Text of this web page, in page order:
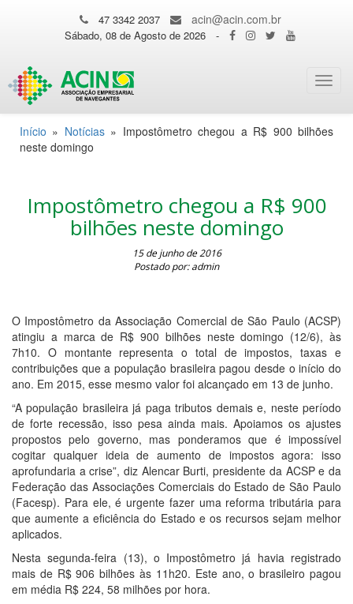
47 3342 2037 acin@acin.com.br
Sábado, 08 de Agosto de 2026 -
Início » Notícias» Impostômetro chegou a R$ 900 bilhões
neste domingo
Impostômetro chegou a R$ 900
bilhões neste domingo
15 de junho de 2016
Postado por: admin
O Impostômetro da Associação Comercial de São Paulo (ACSP)
atingiu a marca de R$ 900 bilhões neste domingo (12/6), às
7h10. O montante representa o total de impostos, taxas e
contribuições que a população brasileira pagou desde o início do
ano. Em 2015, esse mesmo valor foi alcançado em 13 de junho.
“A população brasileira já paga tributos demais e, neste período
de forte recessão, isso pesa ainda mais. Apoiamos os ajustes
propostos pelo governo, mas ponderamos que é impossível
cogitar qualquer ideia de aumento de impostos agora: isso
aprofundaria a crise”, diz Alencar Burti, presidente da ACSP e da
Federação das Associações Comerciais do Estado de São Paulo
(Facesp). Para ele, é urgente fazer uma reforma tributária para
que aumente a eficiência do Estado e os recursos sejam melhor
aplicados.
Nesta segunda-feira (13), o Impostômetro já havia registrado
mais de R$ 906 bilhões às 11h20. Este ano, o brasileiro pagou
em média R$ 224, 58 milhões por hora.